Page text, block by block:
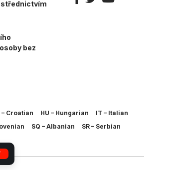
bez
– Croatian HU – Hungarian
IT – Italian
SQ – Albanian
SR – Serbian